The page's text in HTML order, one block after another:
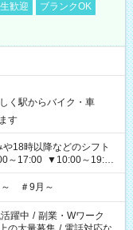
歓迎
ブランクOK
く駅からバイク・車
す
や18時以降などのシフト
～ ＃9月～
躍中 / 副業・Wワーク